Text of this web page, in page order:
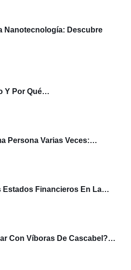
Nanotecnología: Descubre
Y Por Qué…
Persona Varias Veces:…
Estados Financieros En La…
Con Víboras De Cascabel?…